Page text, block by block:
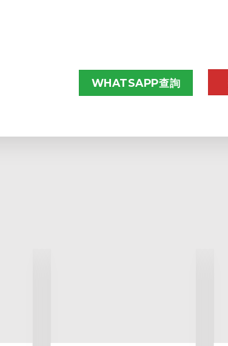
WHATSAPP查詢